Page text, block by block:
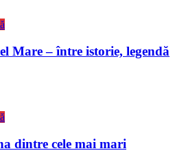
Mare – între istorie, legendă
dintre cele mai mari